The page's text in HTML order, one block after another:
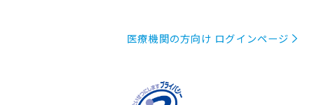
医療機関の方向け ログインページ